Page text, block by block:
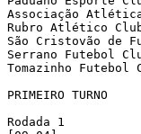
Associação
Rubro Atlético
São Cristovão de
Serrano Futebol
Tomazinho
PRIMEIRO TURNO
Rodada 1